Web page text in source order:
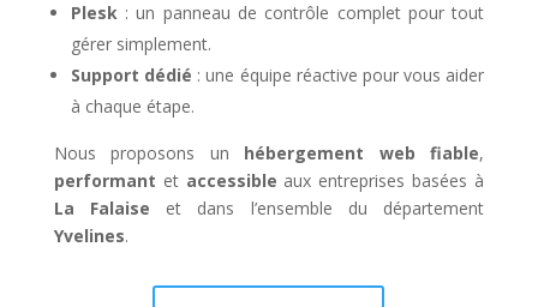
Plesk: un panneau de contrôle complet pour tout
gérer simplement.
Support dédié : une équipe réactive pour vous aider
à chaque étape.
Nous proposons un hébergement web fiable,
performant et accessible aux entreprises basées à
La Falaise et dans l’ensemble du département
Yvelines.